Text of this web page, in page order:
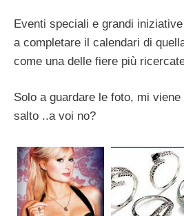
Eventi speciali e grandi
a completare il calendari di
come una delle fiere più
Solo a guardare le foto, mi
salto ..a voi no?